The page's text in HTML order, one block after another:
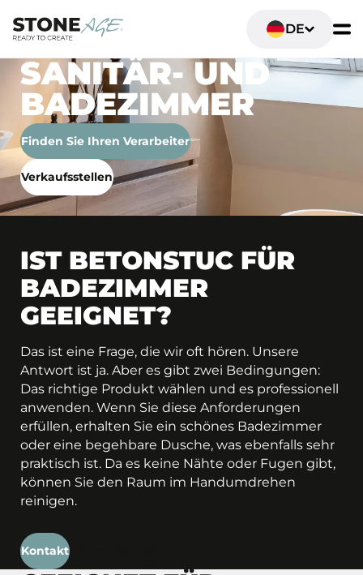
DE
SANITÄR- UND
BADEZIMMER
Finden Sie Ihren Verarbeiter
Verkaufsstellen
IST BETONSTUC FÜR
BADEZIMMER
GEEIGNET?
Das ist eine Frage, die wir oft hören. Unsere
Antwort ist ja. Aber es gibt zwei Bedingungen:
Das richtige Produkt wählen und es professionell
anwenden. Wenn Sie diese Anforderungen
erfüllen, erhalten Sie ein schönes Badezimmer
oder eine begehbare Dusche, was ebenfalls sehr
praktisch ist. Da es keine Nähte oder Fugen gibt,
können Sie den Raum im Handumdrehen
reinigen.
Kontakt